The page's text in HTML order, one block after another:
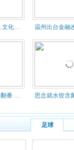
足球